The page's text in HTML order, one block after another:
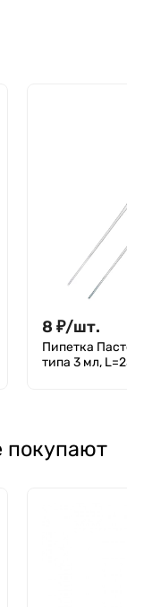
8 ₽/шт.
Пипетка Пастера
типа 3 мл, L=230
покупают